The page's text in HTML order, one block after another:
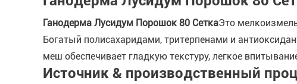
Ганодерма Лусидум Порошок 80 СеткаЭто
Богатый полисахаридами, тритерпенами и
меш обеспечивает гладкую текстуру, легкое
Источник & производственный